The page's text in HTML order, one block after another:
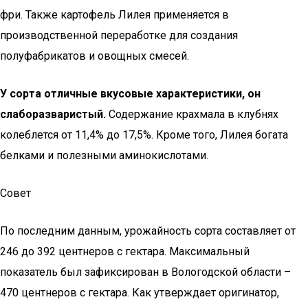
фри. Также картофель Лилея применяется в
производственной переработке для создания
полуфабрикатов и овощных смесей.
У сорта отличные вкусовые характеристики, он
слаборазваристый. Содержание крахмала в клубнях
колеблется от 11,4% до 17,5%. Кроме того, Лилея богата
белками и полезными аминокислотами.
Совет
По последним данным, урожайность сорта составляет от
246 до 392 центнеров с гектара. Максимальный
показатель был зафиксирован в Вологодской области –
470 центнеров с гектара. Как утверждает оригинатор,